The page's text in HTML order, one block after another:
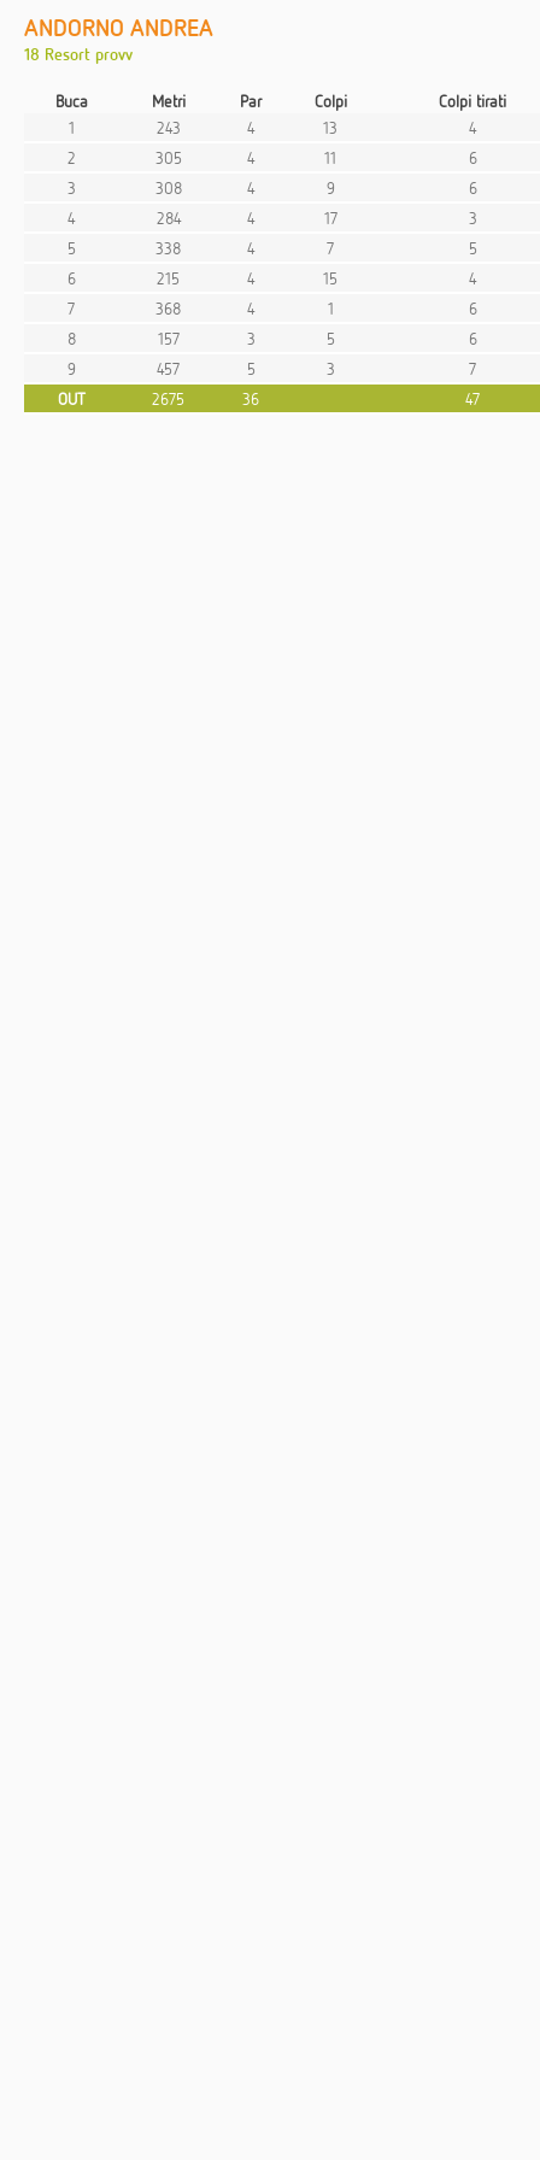
ANDORNO ANDREA
18 Resort provv
Buca Metri Par Colpi
Colpi tirati
1
243 4 13
4
2
305 4 11
6
3
308 4 9
6
4
284 4 17
3
5
338 4 7
5
6
215 4 15
4
7
368 4 1
6
8
157 3 5
6
9
457 5 3
7
OUT
2675 36 47